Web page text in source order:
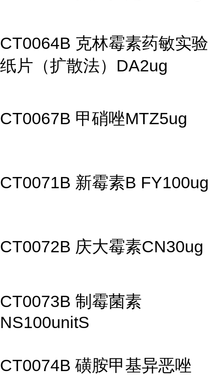
CT0064B 克林霉素药敏实验
纸片（扩散法）DA2ug
CT0067B 甲硝唑MTZ5ug
CT0071B 新霉素B FY100ug
CT0072B 庆大霉素CN30ug
CT0073B 制霉菌素
NS100unitS
CT0074B 磺胺甲基异恶唑